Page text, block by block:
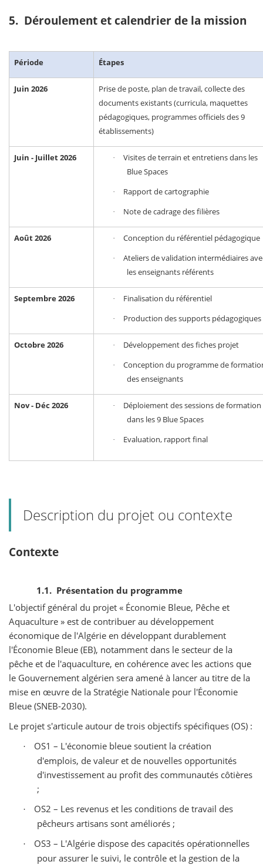
5. Déroulement et calendrier de la mission
Période Étapes
Juin 2026
Prise de poste, plan de travail, collecte des
documents existants (curricula, maquettes
pédagogiques, programmes officiels des 9
établissements)
Juin - Juillet 2026 ·
Visites de terrain et entretiens dans les
Blue Spaces
· Rapport de cartographie
· Note de cadrage des filières
Août 2026 · Conception du référentiel pédagogique
·
Ateliers de validation intermédiaires
les enseignants référents
Septembre 2026 · Finalisation du référentiel
· Production des supports pédagogiques
Octobre 2026 · Développement des fiches projet
·
Conception du programme de
des enseignants
Nov - Déc 2026 ·
Déploiement des sessions de formation
dans les 9 Blue Spaces
· Evaluation, rapport final
Description du projet ou contexte
Contexte
1.1. Présentation du programme
L'objectif général du projet « Économie Bleue, Pêche et
Aquaculture » est de contribuer au développement
économique de l'Algérie en développant durablement
l'Économie Bleue (EB), notamment dans le secteur de la
pêche et de l'aquaculture, en cohérence avec les actions que
le Gouvernement algérien sera amené à lancer au titre de la
mise en œuvre de la Stratégie Nationale pour l'Économie
Bleue (SNEB-2030).
Le projet s'articule autour de trois objectifs spécifiques (OS) :
·
OS1 – L'économie bleue soutient la création
d'emplois, de valeur et de nouvelles opportunités
d'investissement au profit des communautés côtières
;
·
OS2 – Les revenus et les conditions de travail des
pêcheurs artisans sont améliorés ;
·
OS3 – L'Algérie dispose des capacités opérationnelles
pour assurer le suivi, le contrôle et la gestion de la